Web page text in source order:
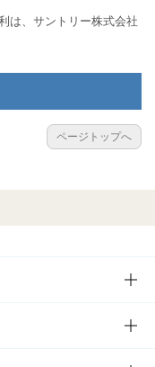
は、サントリー株式会社
ページトップへ